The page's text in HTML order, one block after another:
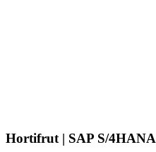
Hortifrut | SAP S/4HANA